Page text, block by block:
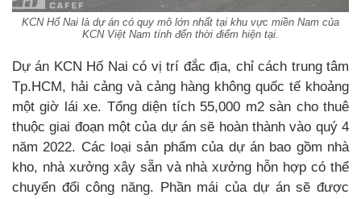
KCN Hố Nai là dự án có quy mô lớn nhất tại khu vực miền Nam của
KCN Việt Nam tính đến thời điểm hiện tại.
Dự án KCN Hố Nai có vị trí đắc địa, chỉ cách trung tâm
Tp.HCM, hải cảng và cảng hàng không quốc tế khoảng
một giờ lái xe. Tổng diện tích 55,000 m2 sàn cho thuê
thuộc giai đoạn một của dự án sẽ hoàn thành vào quý 4
năm 2022. Các loại sản phẩm của dự án bao gồm nhà
kho, nhà xưởng xây sẵn và nhà xưởng hỗn hợp có thể
chuyển đổi công năng. Phần mái của dự án sẽ được